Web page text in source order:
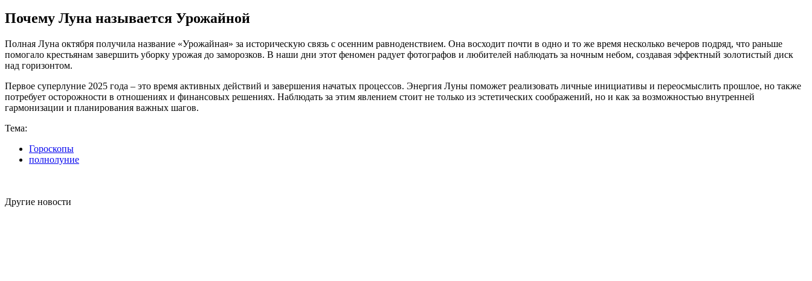
Почему Луна называется Урожайной
Полная Луна октября получила название «Урожайная» за историческую связь с осенним равноденствием. Она восходит почти в одно и то же время несколько вечеров подряд, что раньше
помогало крестьянам завершить уборку урожая до заморозков. В наши дни этот феномен радует фотографов и любителей наблюдать за ночным небом, создавая эффектный золотистый диск
над горизонтом.
Первое суперлуние 2025 года – это время активных действий и завершения начатых процессов. Энергия Луны поможет реализовать личные инициативы и переосмыслить прошлое, но также
потребует осторожности в отношениях и финансовых решениях. Наблюдать за этим явлением стоит не только из эстетических соображений, но и как за возможностью внутренней
гармонизации и планирования важных шагов.
Тема:
Гороскопы
полнолуние
Другие новости